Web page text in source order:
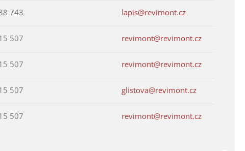
743 lapis@revimont.cz
507 revimont@revimont.cz
507 revimont@revimont.cz
507 glistova@revimont.cz
507 revimont@revimont.cz